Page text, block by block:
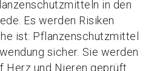
in den
Es werden Risiken
ist: Pflanzenschutzmittel
sicher. Sie werden
Herz und Nieren geprüft.